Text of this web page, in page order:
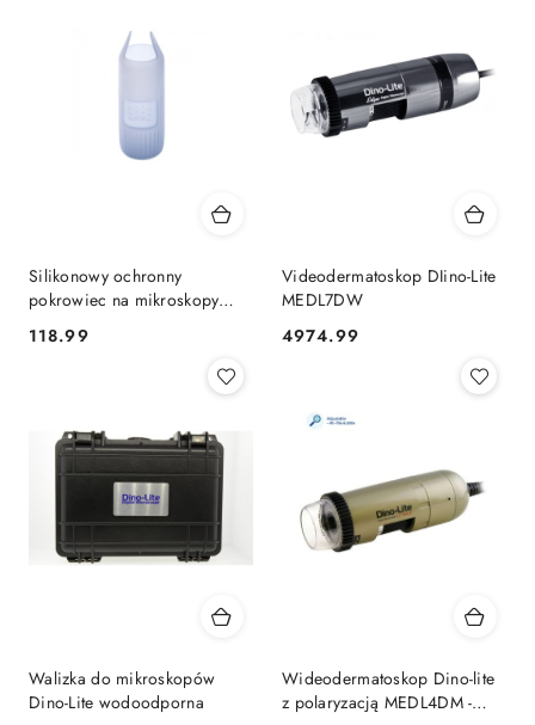
Silikonowy ochronny
pokrowiec na mikroskopy
Cena:
118.99
Videodermatoskop DIino-Lite
MEDL7DW
Cena:
4974.99
Walizka do mikroskopów
Dino-Lite wodoodporna
Wideodermatoskop Dino-lite
z polaryzacją MEDL4DM -